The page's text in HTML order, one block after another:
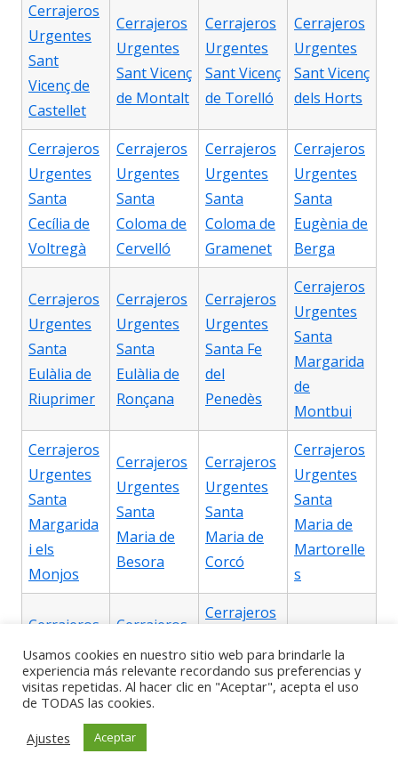
Cerrajeros
Urgentes
Sant
Vicenç de
Castellet
Cerrajeros
Urgentes
Sant Vicenç
de Montalt
Cerrajeros
Urgentes
Sant Vicenç
de Torelló
Cerrajeros
Urgentes
Sant Vicenç
dels Horts
Cerrajeros
Urgentes
Santa
Cecília de
Voltregà
Cerrajeros
Urgentes
Santa
Coloma de
Cervelló
Cerrajeros
Urgentes
Santa
Coloma de
Gramenet
Cerrajeros
Urgentes
Santa
Eugènia de
Berga
Cerrajeros
Urgentes
Santa
Eulàlia de
Riuprimer
Cerrajeros
Urgentes
Santa
Eulàlia de
Ronçana
Cerrajeros
Urgentes
Santa Fe
del
Penedès
Cerrajeros
Urgentes
Santa
Margarida
de
Montbui
Cerrajeros
Urgentes
Santa
Margarida
i els
Monjos
Cerrajeros
Urgentes
Santa
Maria de
Besora
Cerrajeros
Urgentes
Santa
Maria de
Corcó
Cerrajeros
Urgentes
Santa
Maria de
Martorelle
s
Cerrajeros
Urgentes
Santa
Maria de
Cerrajeros
Urgentes
Santa
Maria de
Miralles
Cerrajeros
Santa
Maria de
Urgentes
Santa
Usamos cookies en nuestro sitio web para brindarle la
experiencia más relevante recordando sus preferencias y
visitas repetidas. Al hacer clic en "Aceptar", acepta el uso
de TODAS las cookies.
Ajustes
Aceptar